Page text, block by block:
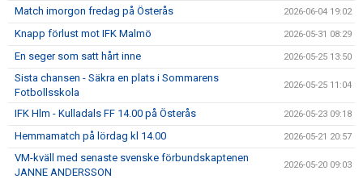
Match imorgon fredag på Österås 2026-06-04 19:02
Knapp förlust mot IFK Malmö 2026-05-31 08:29
En seger som satt hårt inne 2026-05-25 13:50
Sista chansen - Säkra en plats i Sommarens
Fotbollsskola
2026-05-25 11:04
IFK Hlm - Kulladals FF 14.00 på Österås 2026-05-23 09:18
Hemmamatch på lördag kl 14.00 2026-05-21 20:57
VM-kväll med senaste svenske förbundskaptenen
JANNE ANDERSSON
2026-05-20 09:03